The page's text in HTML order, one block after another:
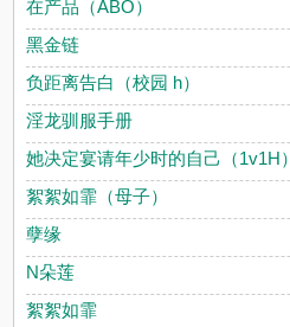
在产品（ABO）
黑金链
负距离告白（校园 h）
淫龙驯服手册
她决定宴请年少时的自己（1v1H）
絮絮如霏（母子）
孽缘
N朵莲
絮絮如霏